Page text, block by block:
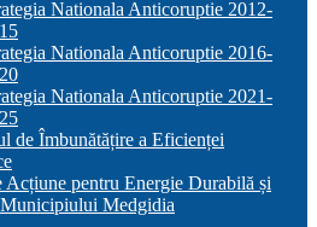
Nationala Anticoruptie 2012-
Nationala Anticoruptie 2016-
Nationala Anticoruptie 2021-
de Îmbunătățire a Eficienței
Acțiune pentru Energie Durabilă și
Medgidia